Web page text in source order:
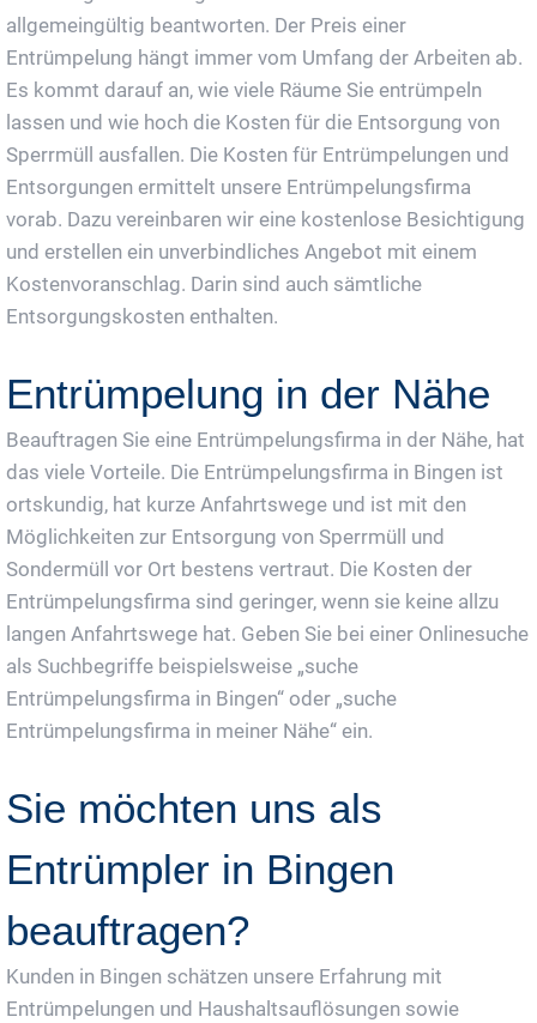
allgemeingültig beantworten. Der Preis einer
Entrümpelung hängt immer vom Umfang der Arbeiten ab.
Es kommt darauf an, wie viele Räume Sie entrümpeln
lassen und wie hoch die Kosten für die Entsorgung von
Sperrmüll ausfallen. Die Kosten für Entrümpelungen und
Entsorgungen ermittelt unsere Entrümpelungsfirma
vorab. Dazu vereinbaren wir eine kostenlose Besichtigung
und erstellen ein unverbindliches Angebot mit einem
Kostenvoranschlag. Darin sind auch sämtliche
Entsorgungskosten enthalten.
Entrümpelung in der Nähe
Beauftragen Sie eine Entrümpelungsfirma in der Nähe, hat
das viele Vorteile. Die Entrümpelungsfirma in Bingen ist
ortskundig, hat kurze Anfahrtswege und ist mit den
Möglichkeiten zur Entsorgung von Sperrmüll und
Sondermüll vor Ort bestens vertraut. Die Kosten der
Entrümpelungsfirma sind geringer, wenn sie keine allzu
langen Anfahrtswege hat. Geben Sie bei einer Onlinesuche
als Suchbegriffe beispielsweise „suche
Entrümpelungsfirma in Bingen“ oder „suche
Entrümpelungsfirma in meiner Nähe“ ein.
Sie möchten uns als
Entrümpler in Bingen
beauftragen?
Kunden in Bingen schätzen unsere Erfahrung mit
Entrümpelungen und Haushaltsauflösungen sowie